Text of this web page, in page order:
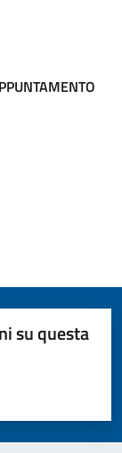
su questa